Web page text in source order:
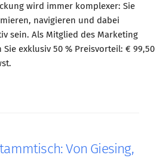
wird immer komplexer: Sie
navigieren und dabei
sein. Als Mitglied des Marketing
exklusiv 50 % Preisvorteil: € 99,50
Von Giesing,